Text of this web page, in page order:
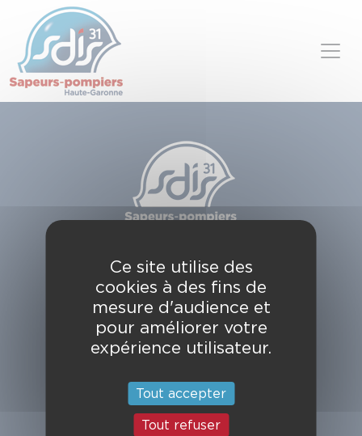
49, chemin de l'Armurié
C.S. 80123
31772 COLOMIERS CEDEX
Contactez-nous
Panneau de gestion des cookies
Ce site utilise des
cookies à des fins de
mesure d'audience et
pour améliorer votre
expérience utilisateur.
Tout accepter
Tout refuser